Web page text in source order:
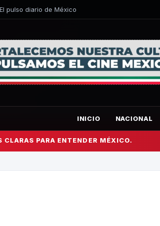
pulso diario de México
INICIO NACIONAL
CLARAS PARA ENTENDER MÉXICO.